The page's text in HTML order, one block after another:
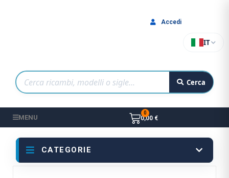
Cerca
IT
Accedi
MENU 0,00 €
CATEGORIE